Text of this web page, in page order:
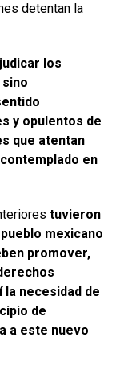
detentan la
los
y opulentos de
que atentan
en
tuvieron
mexicano
promover,
la necesidad de
de
a este nuevo